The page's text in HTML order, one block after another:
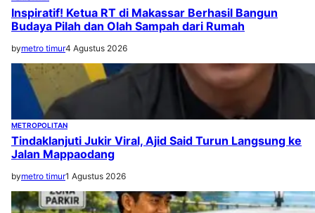
Inspiratif! Ketua RT di Makassar Berhasil Bangun
Budaya Pilah dan Olah Sampah dari Rumah
bymetro timur4 Agustus 2026
METROPOLITAN
Tindaklanjuti Jukir Viral, Ajid Said Turun Langsung ke
Jalan Mappaodang
bymetro timur1 Agustus 2026